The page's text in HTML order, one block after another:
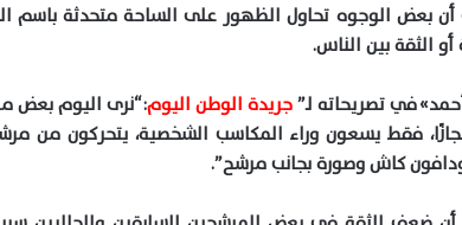
بعض الوجوه تحاول الظهور على الساحة متحدثة باسم
الثقة بين الناس.
»في تصريحاته لـ”جريدة الوطن اليوم:“نرى اليوم بعض
فقط يسعون وراء المكاسب الشخصية، يتحركون من
كاش وصورة بجانب مرشح”.